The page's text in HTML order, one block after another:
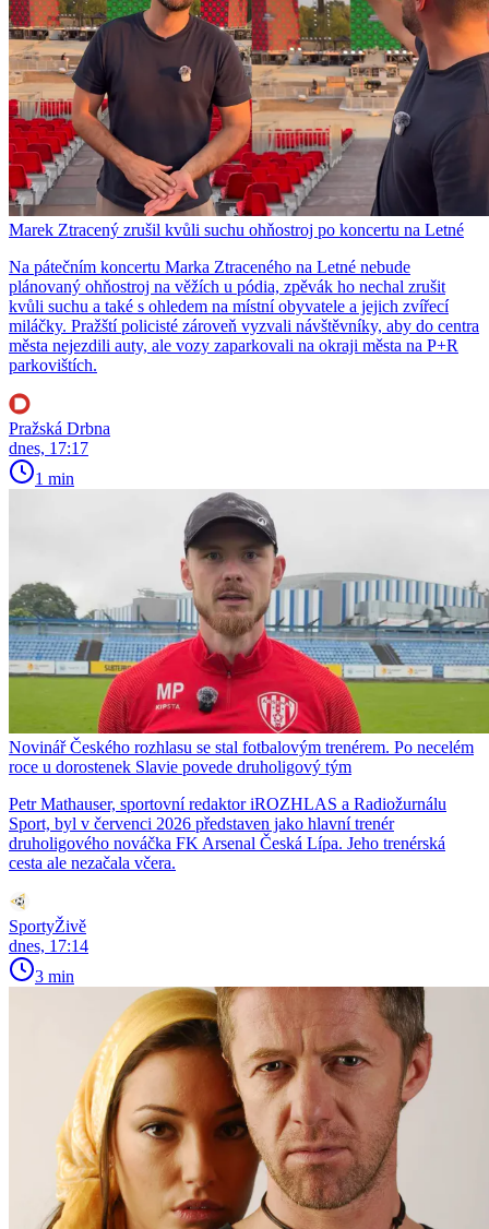
Marek Ztracený zrušil kvůli suchu ohňostroj po koncertu na Letné
Na pátečním koncertu Marka Ztraceného na Letné nebude
plánovaný ohňostroj na věžích u pódia, zpěvák ho nechal zrušit
kvůli suchu a také s ohledem na místní obyvatele a jejich zvířecí
miláčky. Pražští policisté zároveň vyzvali návštěvníky, aby do centra
města nejezdili auty, ale vozy zaparkovali na okraji města na P+R
parkovištích.
Pražská Drbna
dnes, 17:17
1 min
Novinář Českého rozhlasu se stal fotbalovým trenérem. Po necelém
roce u dorostenek Slavie povede druholigový tým
Petr Mathauser, sportovní redaktor iROZHLAS a Radiožurnálu
Sport, byl v červenci 2026 představen jako hlavní trenér
druholigového nováčka FK Arsenal Česká Lípa. Jeho trenérská
cesta ale nezačala včera.
SportyŽivě
dnes, 17:14
3 min